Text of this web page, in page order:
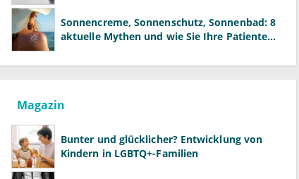
Sonnencreme, Sonnenschutz, Sonnenbad: 8
aktuelle Mythen und wie Sie Ihre Patienten
Magazin
Bunter und glücklicher? Entwicklung von
Kindern in LGBTQ+-Familien